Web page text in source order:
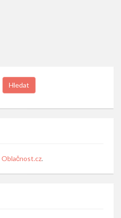
Vyhledávání
Oblačnost.cz.